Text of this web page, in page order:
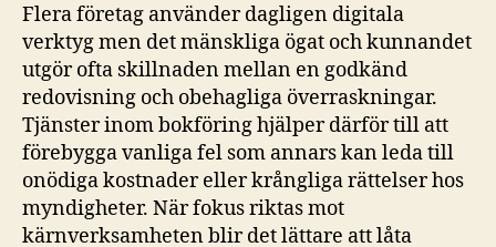
Flera företag använder dagligen digitala
verktyg men det mänskliga ögat och kunnandet
utgör ofta skillnaden mellan en godkänd
redovisning och obehagliga överraskningar.
Tjänster inom bokföring hjälper därför till att
förebygga vanliga fel som annars kan leda till
onödiga kostnader eller krångliga rättelser hos
myndigheter. När fokus riktas mot
kärnverksamheten blir det lättare att låta